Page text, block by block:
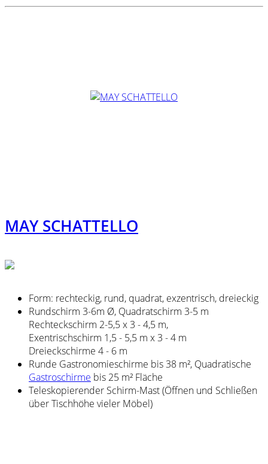
MAY SCHATTELLO
Form: rechteckig, rund, quadrat, exzentrisch, dreieckig
Rundschirm 3-6m Ø, Quadratschirm 3-5 m
Rechteckschirm 2-5,5 x 3 - 4,5 m,
Exentrischschirm 1,5 - 5,5 m x 3 - 4 m
Dreieckschirme 4 - 6 m
Runde Gastronomieschirme bis 38 m², Quadratische
Gastroschirme bis 25 m² Fläche
Teleskopierender Schirm-Mast (Öffnen und Schließen
über Tischhöhe vieler Möbel)